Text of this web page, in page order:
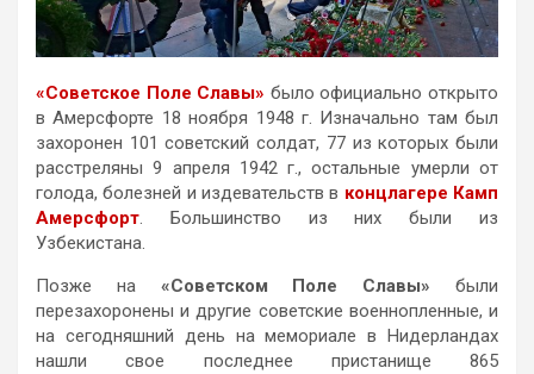
«Советское Поле Славы» было официально открыто
в Амерсфорте 18 ноября 1948 г. Изначально там был
захоронен 101 советский солдат, 77 из которых были
расстреляны 9 апреля 1942 г., остальные умерли от
голода, болезней и издевательств в концлагере Камп
Амерсфорт. Большинство из них были из
Узбекистана.
Позже на «Советском Поле Славы» были
перезахоронены и другие советские военнопленные, и
на сегодняшний день на мемориале в Нидерландах
нашли свое последнее пристанище 865